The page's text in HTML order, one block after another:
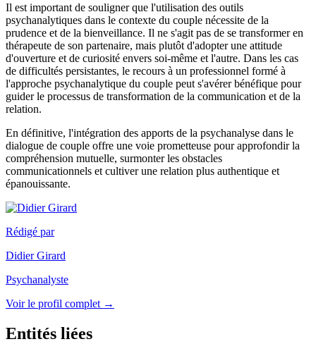
Il est important de souligner que l'utilisation des outils
psychanalytiques dans le contexte du couple nécessite de la
prudence et de la bienveillance. Il ne s'agit pas de se transformer en
thérapeute de son partenaire, mais plutôt d'adopter une attitude
d'ouverture et de curiosité envers soi-même et l'autre. Dans les cas
de difficultés persistantes, le recours à un professionnel formé à
l'approche psychanalytique du couple peut s'avérer bénéfique pour
guider le processus de transformation de la communication et de la
relation.
En définitive, l'intégration des apports de la psychanalyse dans le
dialogue de couple offre une voie prometteuse pour approfondir la
compréhension mutuelle, surmonter les obstacles
communicationnels et cultiver une relation plus authentique et
épanouissante.
Rédigé par
Didier Girard
Psychanalyste
Voir le profil complet →
Entités liées